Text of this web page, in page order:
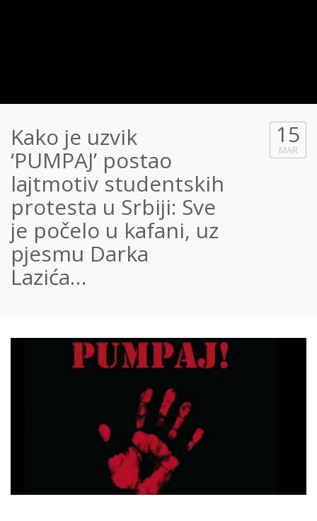
Kako je uzvik
‘PUMPAJ’ postao
lajtmotiv studentskih
protesta u Srbiji: Sve
je počelo u kafani, uz
pjesmu Darka
Lazića…
15
MAR